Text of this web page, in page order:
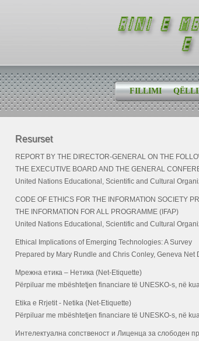
FILLIMI
Resurset
REPORT BY THE DIRECTOR-GENERAL ON THE
THE EXECUTIVE BOARD AND THE GENERAL
United Nations Educational, Scientific and Cultural
CODE OF ETHICS FOR THE INFORMATION SOCIETY
THE INFORMATION FOR ALL PROGRAMME (IFAP)
United Nations Educational, Scientific and Cultural
Ethical Implications of Emerging Technologies: A Survey
Prepared by Mary Rundle and Chris Conley, Geneva Net
Мрежна етика – Нетика (Net-Etiquette)
Përpiluar me mbështetjen financiare të UNESKO-s, në
Etika e Rrjetit - Netika (Net-Etiquette)
Përpiluar me mbështetjen financiare të UNESKO-s, në
Интелектуална сопственост и Лиценца за слободен